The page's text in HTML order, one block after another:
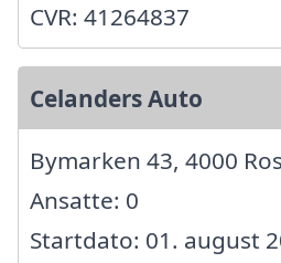
CVR: 41264837
Celanders Auto
Bymarken 43, 4000
Ansatte: 0
Startdato: 01. august